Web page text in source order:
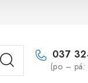
037
(po –